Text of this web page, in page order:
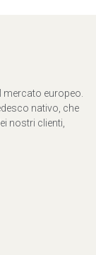
mercato europeo.
nativo, che
nostri clienti,